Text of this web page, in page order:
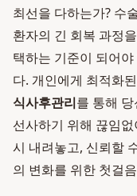
최선을 다하는가? 수
환자의 긴 회복 과정
택하는 기준이 되어야
다. 개인에게 최적화된
식사후관리를 통해
선사하기 위해 끊임
시 내려놓고, 신뢰할
의 변화를 위한 첫걸